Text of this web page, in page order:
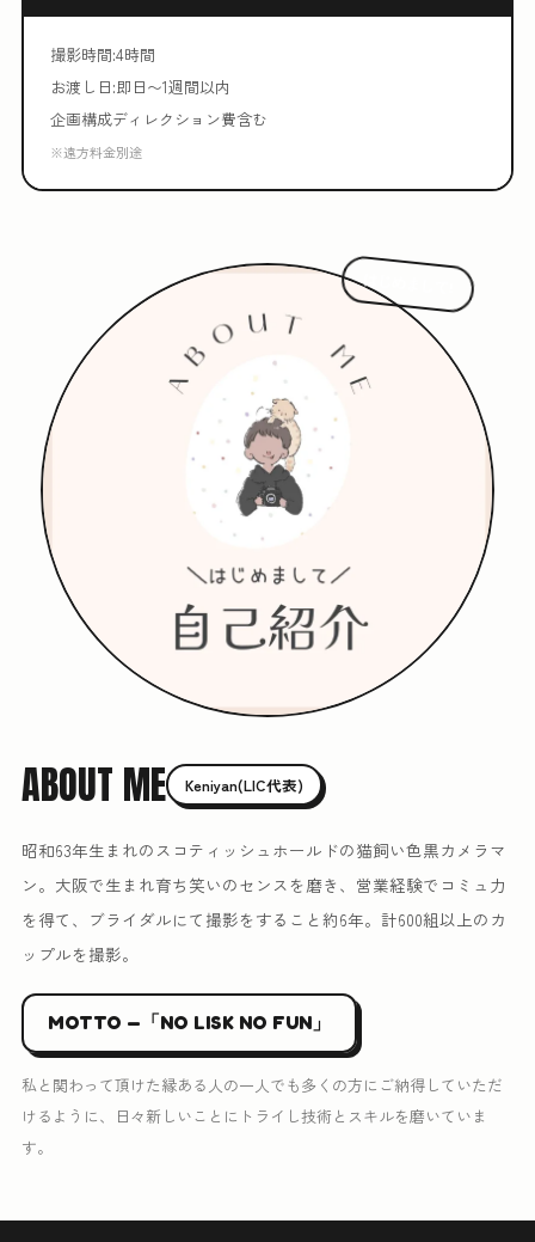
撮影時間:4時間
お渡し日:即日〜1週間以内
企画構成ディレクション費含む
※遠方料金別途
はじめまして!
ABOUT ME Keniyan(LIC代表)
昭和63年生まれのスコティッシュホールドの猫飼い色黒カメラマ
ン。大阪で生まれ育ち笑いのセンスを磨き、営業経験でコミュ力
を得て、ブライダルにて撮影をすること約6年。計600組以上のカ
ップルを撮影。
MOTTO —「NO LISK NO FUN」
私と関わって頂けた縁ある人の一人でも多くの方にご納得していただ
けるように、日々新しいことにトライし技術とスキルを磨いていま
す。